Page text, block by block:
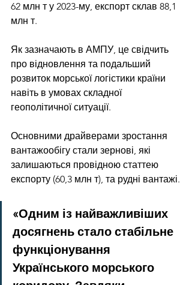
62 млн т у 2023-му, експорт склав 88,1
млн т.
Як зазначають в АМПУ, це свідчить
про відновлення та подальший
розвиток морської логістики країни
навіть в умовах складної
геополітичної ситуації.
Основними драйверами зростання
вантажообігу стали зернові, які
залишаються провідною статтею
експорту (60,3 млн т), та рудні вантажі.
«Одним із найважливіших
досягнень стало стабільне
функціонування
Українського морського